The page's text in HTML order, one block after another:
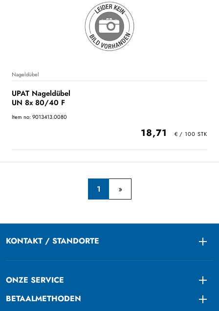
Nageldübel
UPAT Nageldübel
UN 8x 80/40 F
Item no: 9013413.0080
18,71
1
KONTAKT / STANDORTE
ONZE SERVICE
BETAALMETHODEN